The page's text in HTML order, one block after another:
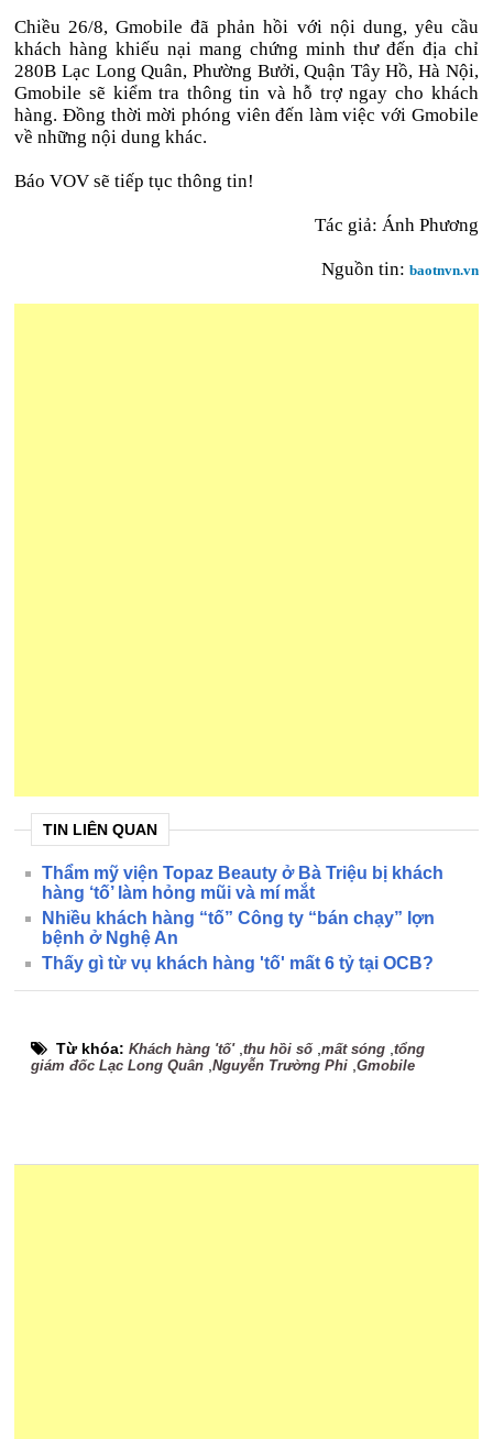
Chiều 26/8, Gmobile đã phản hồi với nội dung, yêu cầu
khách hàng khiếu nại mang chứng minh thư đến địa chỉ
280B Lạc Long Quân, Phường Bưởi, Quận Tây Hồ, Hà Nội,
Gmobile sẽ kiểm tra thông tin và hỗ trợ ngay cho khách
hàng. Đồng thời mời phóng viên đến làm việc với Gmobile
về những nội dung khác.
Báo VOV sẽ tiếp tục thông tin!
Tác giả: Ánh Phương
Nguồn tin: baotnvn.vn
TIN LIÊN QUAN
Thẩm mỹ viện Topaz Beauty ở Bà Triệu bị khách
hàng ‘tố’ làm hỏng mũi và mí mắt
Nhiều khách hàng “tố” Công ty “bán chạy” lợn
bệnh ở Nghệ An
Thấy gì từ vụ khách hàng 'tố' mất 6 tỷ tại OCB?
Từ khóa:Khách hàng 'tố',thu hồi số,mất sóng ,tổng
giám đốc Lạc Long Quân ,Nguyễn Trường Phi ,Gmobile